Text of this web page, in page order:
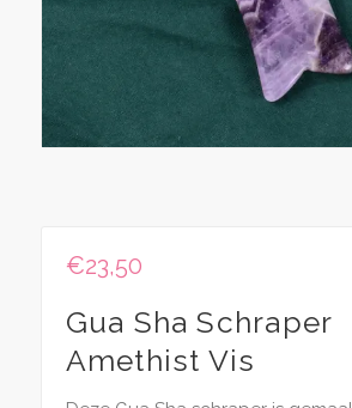
€23,50
Gua Sha Schraper
Amethist Vis